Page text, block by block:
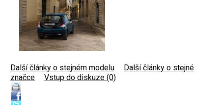
Další články o stejném modelu
Další články o stejné
značce
Vstup do diskuze (0)